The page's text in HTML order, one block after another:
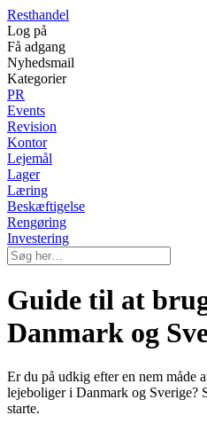
Resthandel
Log på
Få adgang
Nyhedsmail
Kategorier
PR
Events
Revision
Kontor
Lejemål
Lager
Læring
Beskæftigelse
Rengøring
Investering
Guide til at
Danmark og
Er du på udkig efter en nem måde
lejeboliger i Danmark og Sverige?
starte.